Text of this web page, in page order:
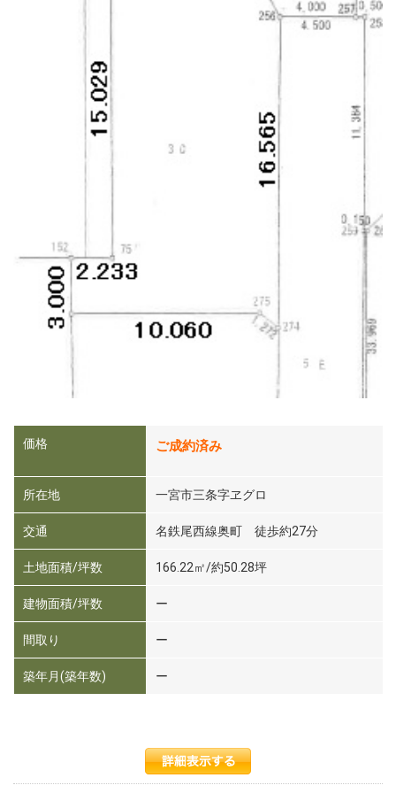
価格 ご成約済み
所在地 一宮市三条字ヱグロ
交通 名鉄尾西線奥町 徒歩約27分
土地面積/坪数 166.22㎡/約50.28坪
建物面積/坪数 ー
間取り ー
築年月(築年数) ー